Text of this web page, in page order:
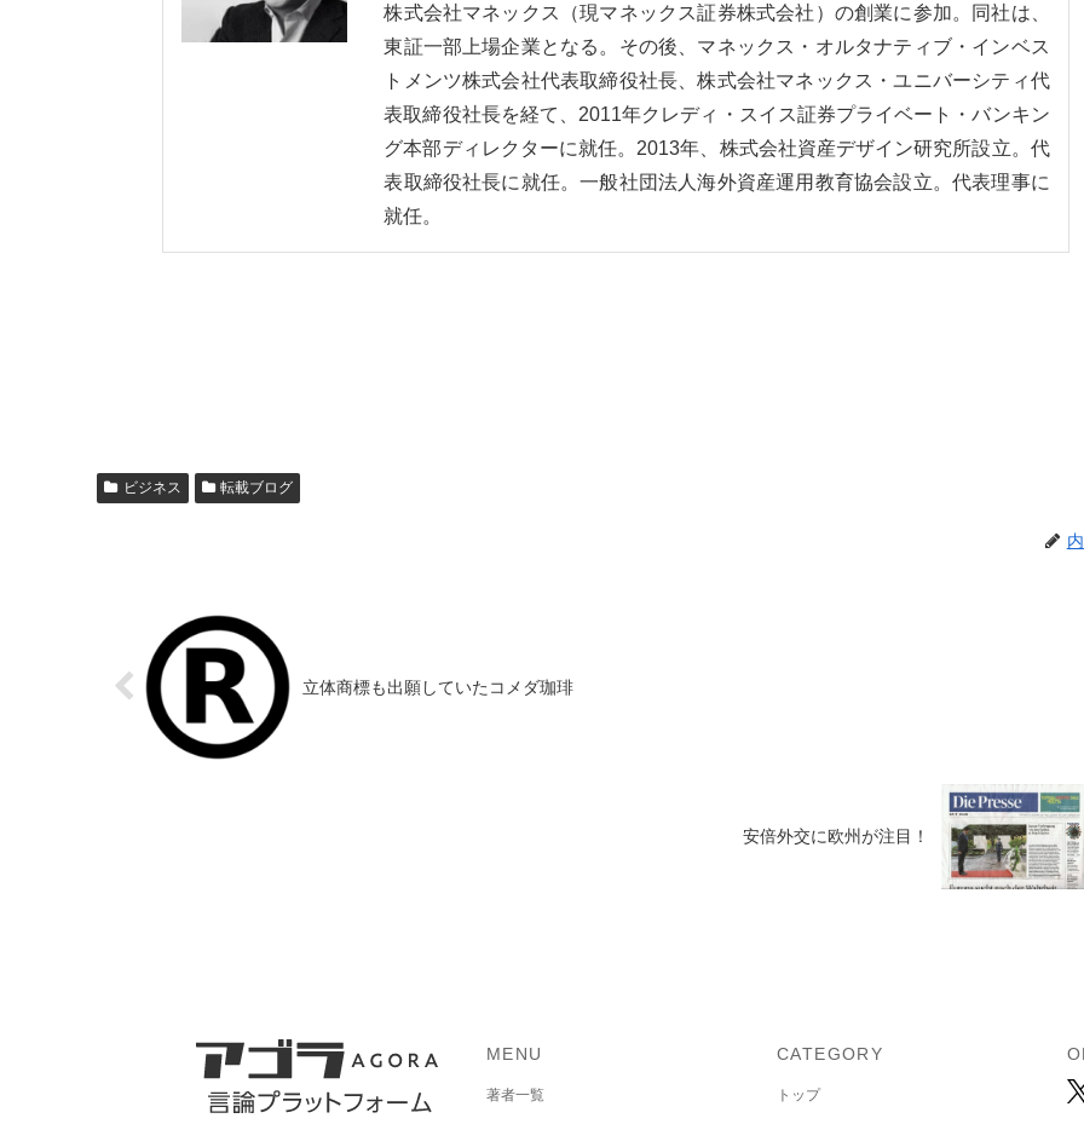
株式会社マネックス（現マネックス証券株式会社）の創業に参加。同社は、
東証一部上場企業となる。その後、マネックス・オルタナティブ・インベス
トメンツ株式会社代表取締役社長、株式会社マネックス・ユニバーシティ代
表取締役社長を経て、2011年クレディ・スイス証券プライベート・バンキン
グ本部ディレクターに就任。2013年、株式会社資産デザイン研究所設立。代
表取締役社長に就任。一般社団法人海外資産運用教育協会設立。代表理事に
就任。
ビジネス 転載ブログ
立体商標も出願していたコメダ珈琲
安倍外交に欧州が注目！
MENU
著者一覧
CATEGORY
トップ